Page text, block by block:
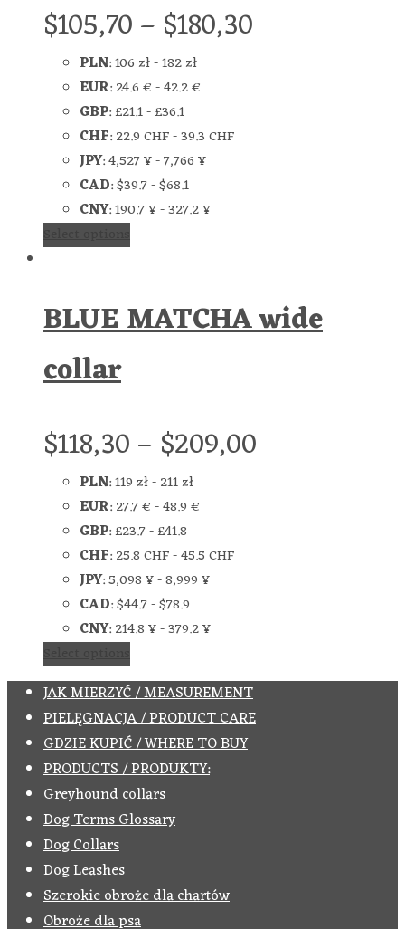
$105,70–$180,30
PLN:106 zł-182 zł
EUR:24.6 €-42.2 €
GBP:£21.1-£36.1
CHF:22.9 CHF-39.3 CHF
JPY:4,527 ¥-7,766 ¥
CAD:$39.7-$68.1
CNY:190.7 ¥-327.2 ¥
BLUE MATCHA wide
collar
$118,30–$209,00
PLN:119 zł-211 zł
EUR:27.7 €-48.9 €
GBP:£23.7-£41.8
CHF:25.8 CHF-45.5 CHF
JPY:5,098 ¥-8,999 ¥
CAD:$44.7-$78.9
CNY:214.8 ¥-379.2 ¥
JAK MIERZYĆ / MEASUREMENT
PIELĘGNACJA / PRODUCT CARE
GDZIE KUPIĆ / WHERE TO BUY
PRODUCTS / PRODUKTY:
Greyhound collars
Dog Terms Glossary
Dog Collars
Dog Leashes
Szerokie obroże dla chartów
Obroże dla psa